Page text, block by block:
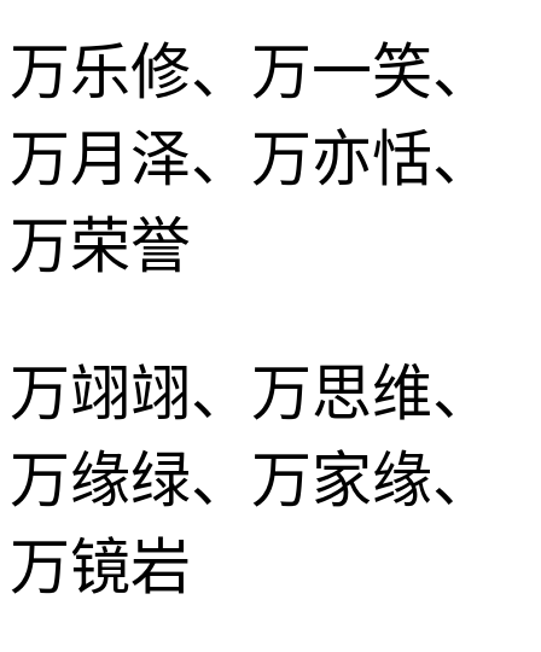
万乐修、万一笑、
万月泽、万亦恬、
万荣誉
万翊翊、万思维、
万缘绿、万家缘、
万镜岩